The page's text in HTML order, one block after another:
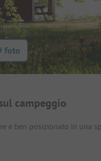
foto
del
campeggio
e ben posizionato in una